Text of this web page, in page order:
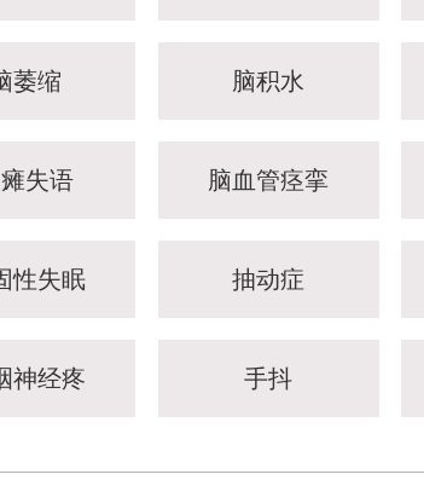
萎缩 脑积水
失语 脑血管痉挛
性失眠 抽动症
神经疼 手抖